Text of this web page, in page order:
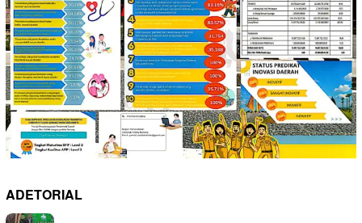
ADETORIAL